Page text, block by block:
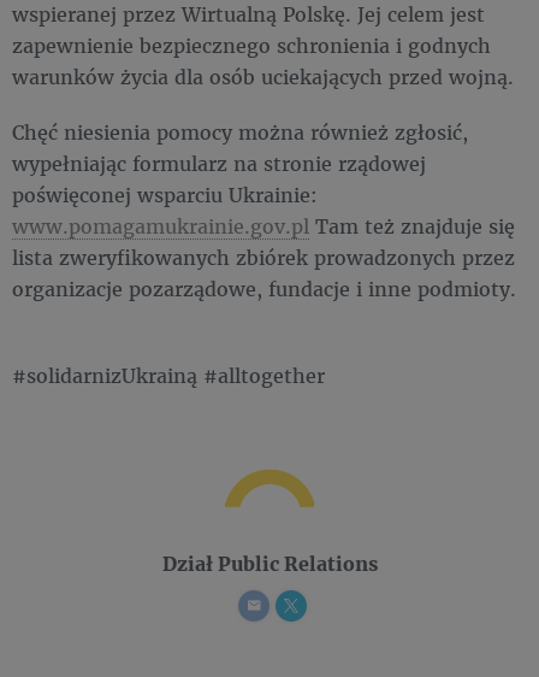
wspieranej przez Wirtualną Polskę. Jej celem jest
zapewnienie bezpiecznego schronienia i godnych
warunków życia dla osób uciekających przed wojną.
Chęć niesienia pomocy można również zgłosić,
wypełniając formularz na stronie rządowej
poświęconej wsparciu Ukrainie:
www.pomagamukrainie.gov.pl Tam też znajduje się
lista zweryfikowanych zbiórek prowadzonych przez
organizacje pozarządowe, fundacje i inne podmioty.
#solidarnizUkrainą #alltogether
Dział Public Relations